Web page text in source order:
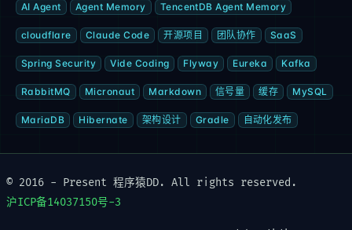
AI Agent Agent Memory TencentDB Agent Memory
cloudflare Claude Code 开源项目 团队协作 SaaS
Spring Security Vide Coding Flyway Eureka Kafka
RabbitMQ Micronaut Markdown 信号量 缓存 MySQL
MariaDB Hibernate 架构设计 Gradle 自动化发布
© 2016 - Present 程序猿DD. All rights reserved.
沪ICP备14037150号-3